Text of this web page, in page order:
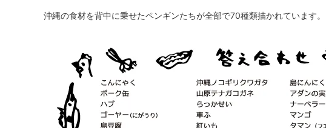
沖縄の食材を背中に乗せたペンギンたちが全部で70種類描かれています。